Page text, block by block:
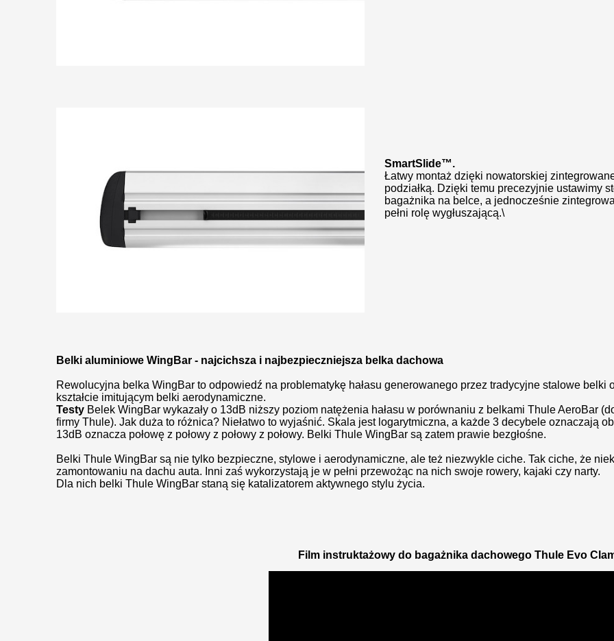
SmartSlide™.
Łatwy montaż dzięki nowatorskiej
podziałką. Dzięki temu precezyjnie ustawimy
bagażnika na belce, a jednocześnie
pełni rolę wygłuszającą.\
Belki aluminiowe WingBar - najcichsza i najbezpieczniejsza belka dachowa
Rewolucyjna belka WingBar to odpowiedź na problematykę hałasu generowanego przez tradycyjne stalowe belki
kształcie imitującym belki aerodynamiczne.
Testy Belek WingBar wykazały o 13dB niższy poziom natężenia hałasu w porównaniu z belkami Thule AeroBar
firmy Thule). Jak duża to różnica? Niełatwo to wyjaśnić. Skala jest logarytmiczna, a każde 3 decybele oznaczają
13dB oznacza połowę z połowy z połowy z połowy. Belki Thule WingBar są zatem prawie bezgłośne.
Belki Thule WingBar są nie tylko bezpieczne, stylowe i aerodynamiczne, ale też niezwykle ciche. Tak ciche, że
zamontowaniu na dachu auta. Inni zaś wykorzystają je w pełni przewożąc na nich swoje rowery, kajaki czy narty.
Dla nich belki Thule WingBar staną się katalizatorem aktywnego stylu życia.
Film instruktażowy do bagażnika dachowego Thule Evo